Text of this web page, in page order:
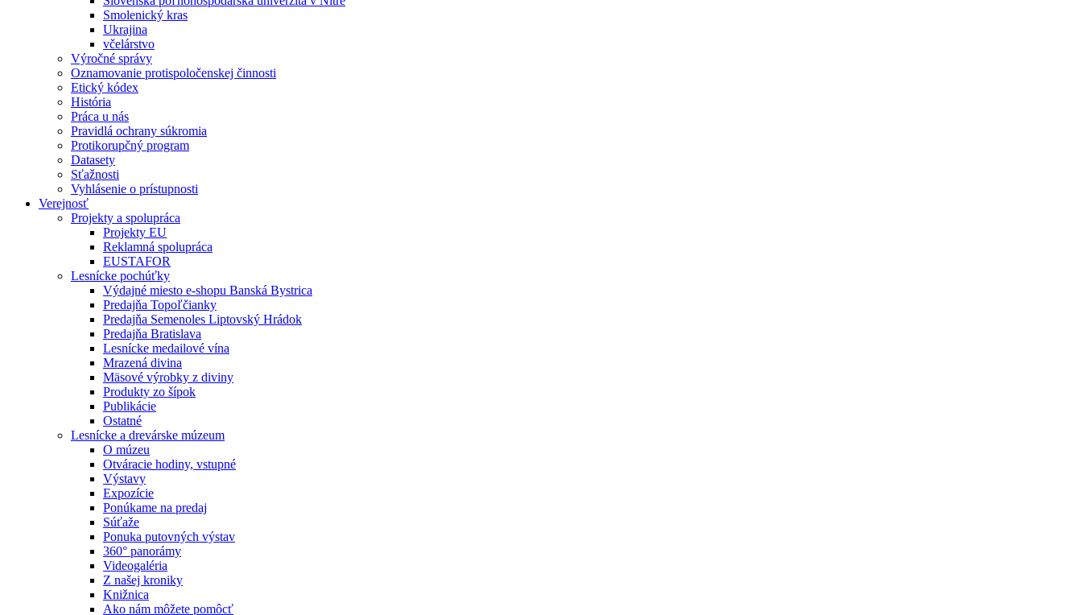
Smolenický kras
Ukrajina
včelárstvo
Výročné správy
Oznamovanie protispoločenskej činnosti
Etický kódex
História
Práca u nás
Pravidlá ochrany súkromia
Protikorupčný program
Datasety
Sťažnosti
Vyhlásenie o prístupnosti
Verejnosť
Projekty a spolupráca
Projekty EU
Reklamná spolupráca
EUSTAFOR
Lesnícke pochúťky
Výdajné miesto e-shopu Banská Bystrica
Predajňa Topoľčianky
Predajňa Semenoles Liptovský Hrádok
Predajňa Bratislava
Lesnícke medailové vína
Mrazená divina
Mäsové výrobky z diviny
Produkty zo šípok
Publikácie
Ostatné
Lesnícke a drevárske múzeum
O múzeu
Otváracie hodiny, vstupné
Výstavy
Expozície
Ponúkame na predaj
Súťaže
Ponuka putovných výstav
360° panorámy
Videogaléria
Z našej kroniky
Knižnica
Ako nám môžete pomôcť